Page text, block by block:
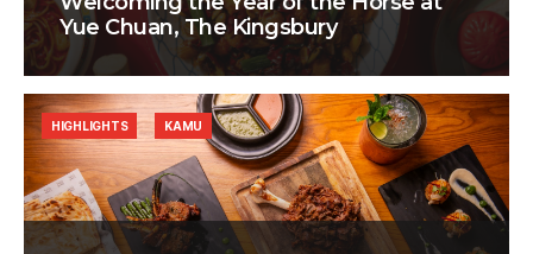
Yue Chuan, The Kingsbury
HIGHLIGHTS KAMU